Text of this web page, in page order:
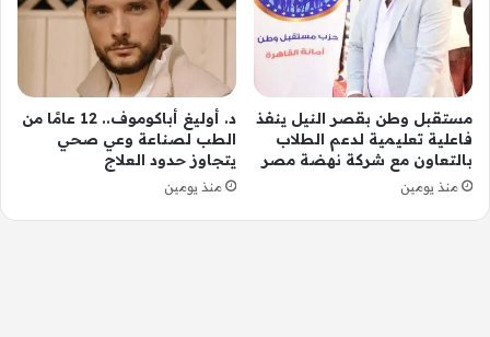
مستقبل وطن بقصر النيل ينفذ
فاعلية تعليمية لدعم الطلاب
بالتعاون مع شركة نهضة مصر
منذ يومين
د. أوليغ أباكوموف.. 12 عامًا من
الطب لصناعة وعي صحي
يتجاوز حدود العلاج
منذ يومين